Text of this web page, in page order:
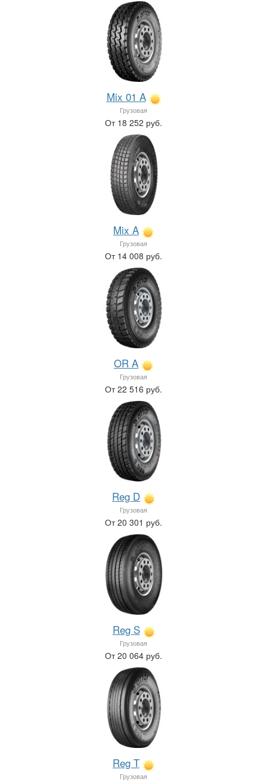
Mix 01 A
Грузовая
От 18 252 руб.
Mix A
Грузовая
От 14 008 руб.
OR A
Грузовая
От 22 516 руб.
Reg D
Грузовая
От 20 301 руб.
Reg S
Грузовая
От 20 064 руб.
Reg T
Грузовая